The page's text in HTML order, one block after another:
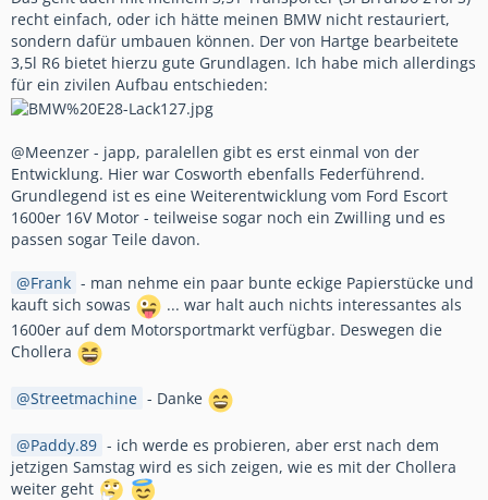
recht einfach, oder ich hätte meinen BMW nicht restauriert,
sondern dafür umbauen können. Der von Hartge bearbeitete
3,5l R6 bietet hierzu gute Grundlagen. Ich habe mich allerdings
für ein zivilen Aufbau entschieden:
@Meenzer - japp, paralellen gibt es erst einmal von der
Entwicklung. Hier war Cosworth ebenfalls Federführend.
Grundlegend ist es eine Weiterentwicklung vom Ford Escort
1600er 16V Motor - teilweise sogar noch ein Zwilling und es
passen sogar Teile davon.
Frank - man nehme ein paar bunte eckige Papierstücke und
kauft sich sowas
... war halt auch nichts interessantes als
1600er auf dem Motorsportmarkt verfügbar. Deswegen die
Chollera
Streetmachine - Danke
Paddy.89 - ich werde es probieren, aber erst nach dem
jetzigen Samstag wird es sich zeigen, wie es mit der Chollera
weiter geht